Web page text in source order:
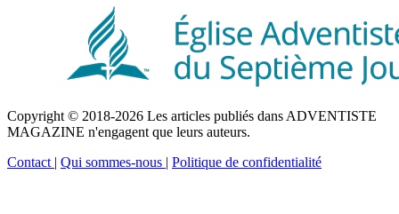
Copyright © 2018-2026 Les articles publiés dans ADVENTISTE
MAGAZINE n'engagent que leurs auteurs.
Contact | Qui sommes-nous | Politique de confidentialité